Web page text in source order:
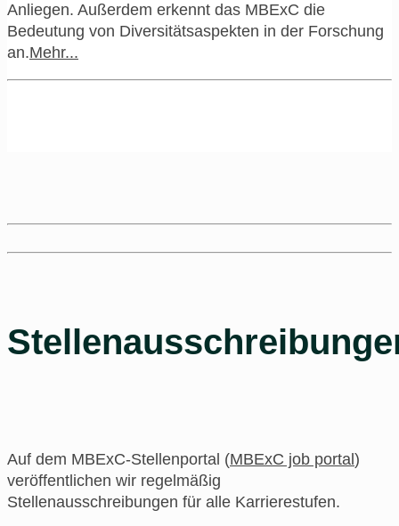
Anliegen. Außerdem erkennt das MBExC die
Bedeutung von Diversitätsaspekten in der Forschung
an.Mehr...
Auf dem MBExC-Stellenportal (MBExC job portal)
veröffentlichen wir regelmäßig
Stellenausschreibungen für alle Karrierestufen.